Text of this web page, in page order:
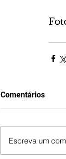
Comentários
Escreva um